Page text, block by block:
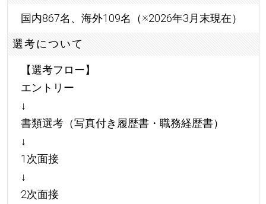
国内867名、海外109名（※2026年3月末現在）
選考について
【選考フロー】
エントリー
↓
書類選考（写真付き履歴書・職務経歴書）
↓
1次面接
↓
2次面接